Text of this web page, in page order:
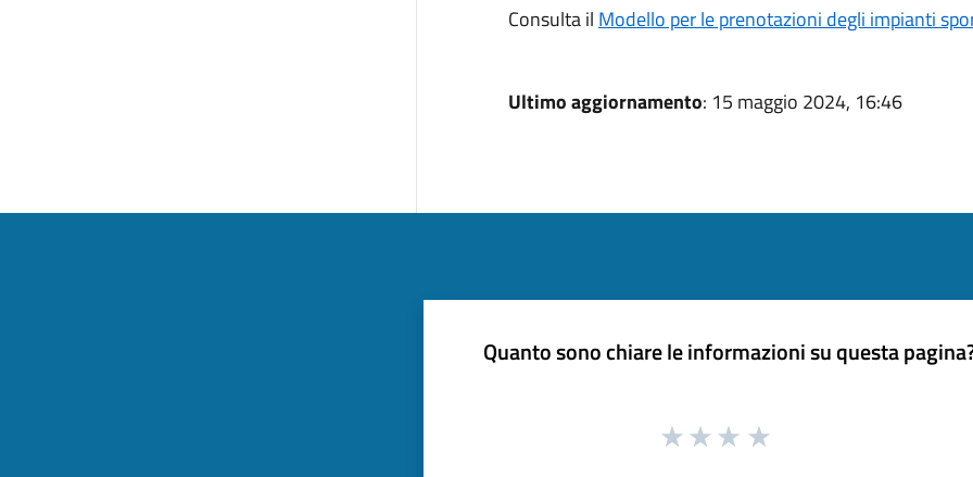
Consulta il Modello per le prenotazioni degli impianti
Ultimo aggiornamento: 15 maggio 2024, 16:46
Quanto sono chiare le informazioni su questa